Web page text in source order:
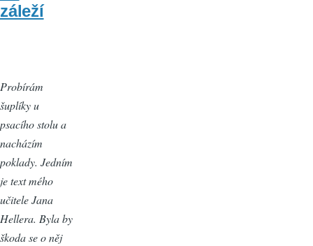
záleží
Probírám
šuplíky u
psacího stolu a
nacházím
poklady. Jedním
je text mého
učitele Jana
Hellera. Byla by
škoda se o něj